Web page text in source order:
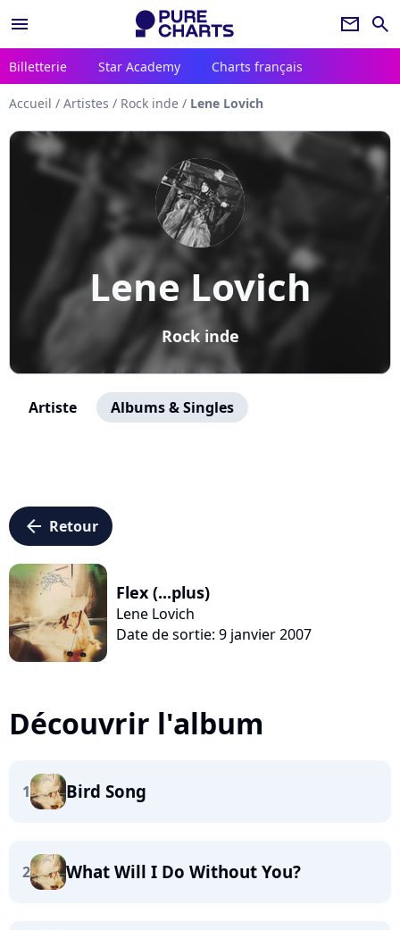
menu newsletter search
Billetterie Star Academy Charts français
Accueil / Artistes / Rock inde / Lene Lovich
Lene Lovich
Rock inde
Artiste Albums & Singles
arrow_left Retour
Flex (...plus)
Lene Lovich
Date de sortie: 9 janvier 2007
Découvrir l'album
1 Bird Song
2 What Will I Do Without You?